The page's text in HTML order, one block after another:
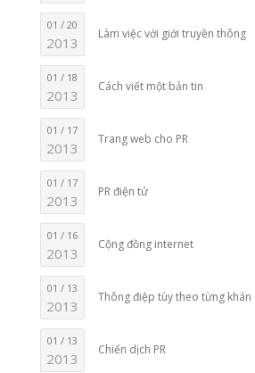
01 / 20
2013 Làm việc với giới truyền thông
01 / 18
2013 Cách viết một bản tin
01 / 17
2013 Trang web cho PR
01 / 17
2013 PR điện tử
01 / 16
2013 Cộng đồng internet
01 / 13
2013 Thông điệp tùy theo từng khán
01 / 13
2013 Chiến dịch PR